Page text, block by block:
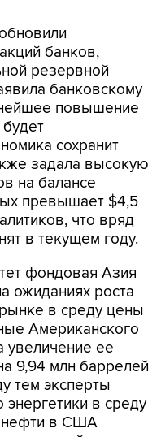
резервной
банковскому
повышение
сохранит
задала высокую
на балансе
превышает $4,5
что вряд
в текущем году.
фондовая Азия
в среду цены
Американского
увеличение ее
9,94 млн баррелей
тем эксперты
энергетики в среду
нефти в США
в шестой раз
млн баррелей.